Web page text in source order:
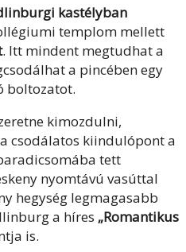
kastélyban
templom mellett
. Itt mindent megtudhat a
a pincében egy
boltozatot.
kimozdulni,
csodálatos kiindulópont a
tett
nyomtávú vasúttal
hegység legmagasabb
a híres „Romantikus
is.